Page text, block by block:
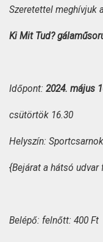
KAPCSOLAT
Szeretettel meghívjuk
Ki Mit Tud?
Időpont: 2024. május
csütörtök 16.30
Helyszín:
{Bejárat a hátsó udvar
Belépő: felnőtt: 400 Ft